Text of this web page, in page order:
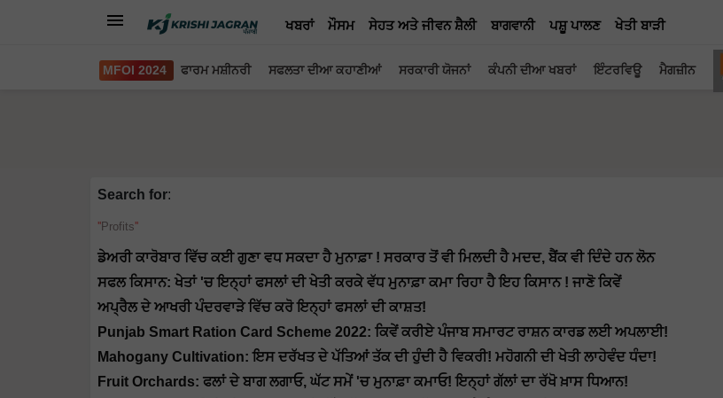
ਖਬਰਾਂ ਮੌਸਮ ਸੇਹਤ ਅਤੇ ਜੀਵਨ ਸ਼ੈਲੀ ਬਾਗਵਾਨੀ ਪਸ਼ੂ ਪਾਲਣ ਖੇਤੀ ਬਾੜੀ
MFOI 2024 ਫਾਰਮ ਮਸ਼ੀਨਰੀ ਸਫਲਤਾ ਦੀਆ ਕਹਾਣੀਆਂ ਸਰਕਾਰੀ ਯੋਜਨਾਂ ਕੰਪਨੀ ਦੀਆ ਖਬਰਾਂ ਇੰਟਰਵਿਊ ਮੈਗਜ਼ੀਨ
Search for:
Profits
ਡੇਅਰੀ ਕਾਰੋਬਾਰ ਵਿੱਚ ਕਈ ਗੁਣਾ ਵਧ ਸਕਦਾ ਹੈ ਮੁਨਾਫ਼ਾ ! ਸਰਕਾਰ ਤੋਂ ਵੀ ਮਿਲਦੀ ਹੈ ਮਦਦ, ਬੈਂਕ ਵੀ ਦਿੰਦੇ ਹਨ ਲੋਨ
ਸਫਲ ਕਿਸਾਨ: ਖੇਤਾਂ 'ਚ ਇਨ੍ਹਾਂ ਫਸਲਾਂ ਦੀ ਖੇਤੀ ਕਰਕੇ ਵੱਧ ਮੁਨਾਫ਼ਾ ਕਮਾ ਰਿਹਾ ਹੈ ਇਹ ਕਿਸਾਨ ! ਜਾਣੋ ਕਿਵੇਂ
ਅਪ੍ਰੈਲ ਦੇ ਆਖਰੀ ਪੰਦਰਵਾੜੇ ਵਿੱਚ ਕਰੋ ਇਨ੍ਹਾਂ ਫਸਲਾਂ ਦੀ ਕਾਸ਼ਤ!
Punjab Smart Ration Card Scheme 2022: ਕਿਵੇਂ ਕਰੀਏ ਪੰਜਾਬ ਸਮਾਰਟ ਰਾਸ਼ਨ ਕਾਰਡ ਲਈ ਅਪਲਾਈ!
Mahogany Cultivation: ਇਸ ਦਰੱਖਤ ਦੇ ਪੱਤਿਆਂ ਤੱਕ ਦੀ ਹੁੰਦੀ ਹੈ ਵਿਕਰੀ! ਮਹੋਗਨੀ ਦੀ ਖੇਤੀ ਲਾਹੇਵੰਦ ਧੰਦਾ!
Fruit Orchards: ਫਲਾਂ ਦੇ ਬਾਗ ਲਗਾਓ, ਘੱਟ ਸਮੇਂ 'ਚ ਮੁਨਾਫ਼ਾ ਕਮਾਓ! ਇਨ੍ਹਾਂ ਗੱਲਾਂ ਦਾ ਰੱਖੋ ਖ਼ਾਸ ਧਿਆਨ!